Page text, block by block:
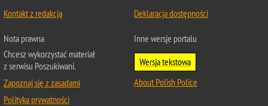
Kontakt z redakcją
Deklaracja dostępności
Nota prawna
Chcesz wykorzystać materiał
z serwisu Poszukiwani.
Zapoznaj się z zasadami
Polityka prywatności
Inne wersje portalu
Wersja tekstowa
About Polish Police